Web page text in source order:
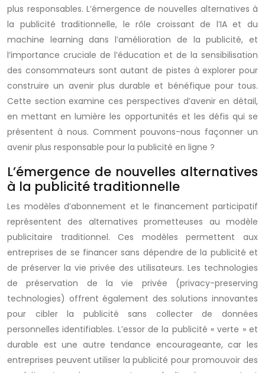
plus responsables. L’émergence de nouvelles alternatives à
la publicité traditionnelle, le rôle croissant de l’IA et du
machine learning dans l’amélioration de la publicité, et
l’importance cruciale de l’éducation et de la sensibilisation
des consommateurs sont autant de pistes à explorer pour
construire un avenir plus durable et bénéfique pour tous.
Cette section examine ces perspectives d’avenir en détail,
en mettant en lumière les opportunités et les défis qui se
présentent à nous. Comment pouvons-nous façonner un
avenir plus responsable pour la publicité en ligne ?
L’émergence de nouvelles alternatives
à la publicité traditionnelle
Les modèles d’abonnement et le financement participatif
représentent des alternatives prometteuses au modèle
publicitaire traditionnel. Ces modèles permettent aux
entreprises de se financer sans dépendre de la publicité et
de préserver la vie privée des utilisateurs. Les technologies
de préservation de la vie privée (privacy-preserving
technologies) offrent également des solutions innovantes
pour cibler la publicité sans collecter de données
personnelles identifiables. L’essor de la publicité « verte » et
durable est une autre tendance encourageante, car les
entreprises peuvent utiliser la publicité pour promouvoir des